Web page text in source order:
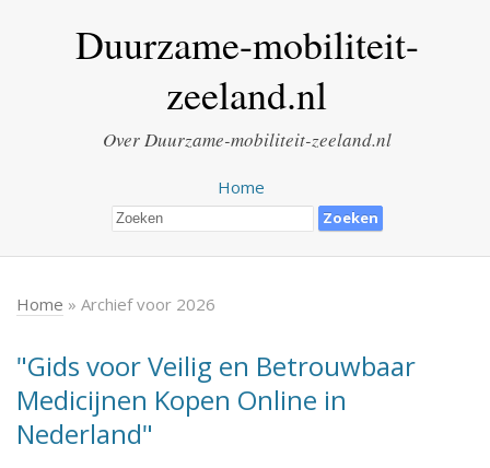
Duurzame-mobiliteit-
zeeland.nl
Over Duurzame-mobiliteit-zeeland.nl
Home
Home » Archief voor 2026
"Gids voor Veilig en Betrouwbaar
Medicijnen Kopen Online in
Nederland"